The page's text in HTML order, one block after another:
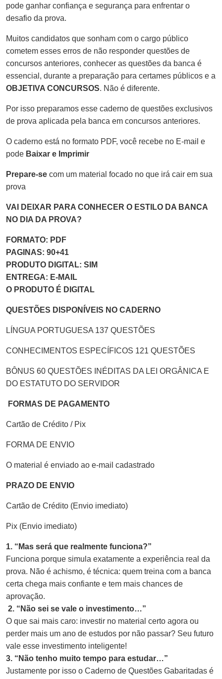
pode ganhar confiança e segurança para enfrentar o
desafio da prova.
Muitos candidatos que sonham com o cargo público
cometem esses erros de não responder questões de
concursos anteriores, conhecer as questões da banca é
essencial, durante a preparação para certames públicos e a
OBJETIVA CONCURSOS. Não é diferente.
Por isso preparamos esse caderno de questões exclusivos
de prova aplicada pela banca em concursos anteriores.
O caderno está no formato PDF, você recebe no E-mail e
pode Baixar e Imprimir
Prepare-se com um material focado no que irá cair em sua
prova
VAI DEIXAR PARA CONHECER O ESTILO DA BANCA
NO DIA DA PROVA?
FORMATO: PDF
PAGINAS: 90+41
PRODUTO DIGITAL: SIM
ENTREGA: E-MAIL
O PRODUTO É DIGITAL
QUESTÕES DISPONÍVEIS NO CADERNO
LÍNGUA PORTUGUESA 137 QUESTÕES
CONHECIMENTOS ESPECÍFICOS 121 QUESTÕES
BÔNUS 60 QUESTÕES INÉDITAS DA LEI ORGÂNICA E
DO ESTATUTO DO SERVIDOR
FORMAS DE PAGAMENTO
Cartão de Crédito / Pix
FORMA DE ENVIO
O material é enviado ao e-mail cadastrado
PRAZO DE ENVIO
Cartão de Crédito (Envio imediato)
Pix (Envio imediato)
1. “Mas será que realmente funciona?”
Funciona porque simula exatamente a experiência real da
prova. Não é achismo, é técnica: quem treina com a banca
certa chega mais confiante e tem mais chances de
aprovação.
2. “Não sei se vale o investimento…”
O que sai mais caro: investir no material certo agora ou
perder mais um ano de estudos por não passar? Seu futuro
vale esse investimento inteligente!
3. “Não tenho muito tempo para estudar…”
Justamente por isso o Caderno de Questões Gabaritadas é